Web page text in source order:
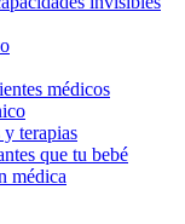
médicos
terapias
que tu bebé
médica